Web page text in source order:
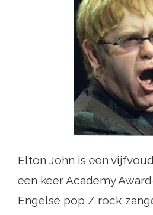
Elton John is een
een keer Academy
Engelse pop / rock